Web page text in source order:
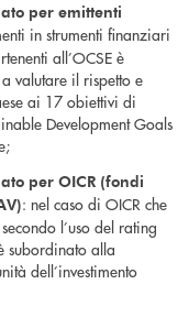
per emittenti
in strumenti finanziari
all’OCSE è
valutare il rispetto e
ai 17 obiettivi di
Development Goals
per OICR (fondi
: nel caso di OICR che
l’uso del rating
subordinato alla
dell’investimento